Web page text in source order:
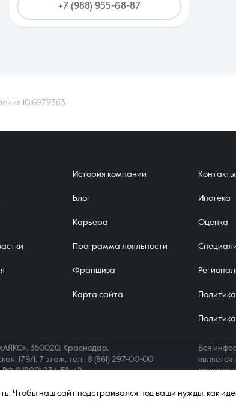
+7 (988) 955-68-87
1016979383
История компании
Блог
Карьера
Программа лояльности
Франшиза
Карта сайта
Контакты
Ипотека
Оценка
350020, Краснодар,
179/1, 7 этаж,тел.: 8 (861) 297-00-00
РФ8 (800) 234-58-42
Вся
Чтобы наш сайт подстраивался под ваши нужды, как